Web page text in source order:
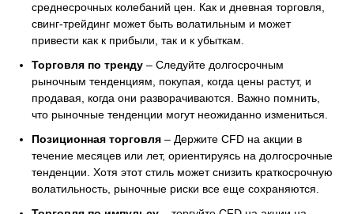
среднесрочных колебаний цен. Как и дневная торговля,
свинг-трейдинг может быть волатильным и может
привести как к прибыли, так и к убыткам.
Торговля по тренду – Следуйте долгосрочным
рыночным тенденциям, покупая, когда цены растут, и
продавая, когда они разворачиваются. Важно помнить,
что рыночные тенденции могут неожиданно измениться.
Позиционная торговля – Держите CFD на акции в
течение месяцев или лет, ориентируясь на долгосрочные
тенденции. Хотя этот стиль может снизить краткосрочную
волатильность, рыночные риски все еще сохраняются.